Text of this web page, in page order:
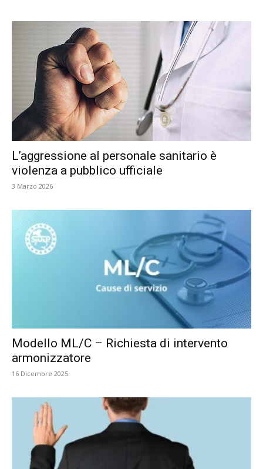
L’aggressione al personale sanitario è
violenza a pubblico ufficiale
3 Marzo 2026
Modello ML/C – Richiesta di intervento
armonizzatore
16 Dicembre 2025